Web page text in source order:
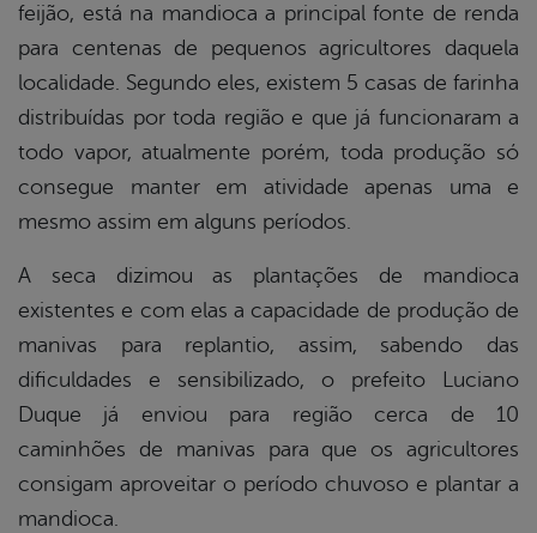
feijão, está na mandioca a principal fonte de renda
para centenas de pequenos agricultores daquela
localidade. Segundo eles, existem 5 casas de farinha
distribuídas por toda região e que já funcionaram a
todo vapor, atualmente porém, toda produção só
consegue manter em atividade apenas uma e
mesmo assim em alguns períodos.
A seca dizimou as plantações de mandioca
existentes e com elas a capacidade de produção de
manivas para replantio, assim, sabendo das
dificuldades e sensibilizado, o prefeito Luciano
Duque já enviou para região cerca de 10
caminhões de manivas para que os agricultores
consigam aproveitar o período chuvoso e plantar a
mandioca.